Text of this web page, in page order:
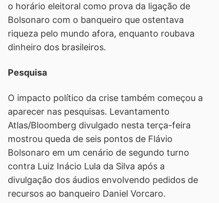
o horário eleitoral como prova da ligação de
Bolsonaro com o banqueiro que ostentava
riqueza pelo mundo afora, enquanto roubava
dinheiro dos brasileiros.
Pesquisa
O impacto político da crise também começou a
aparecer nas pesquisas. Levantamento
Atlas/Bloomberg divulgado nesta terça-feira
mostrou queda de seis pontos de Flávio
Bolsonaro em um cenário de segundo turno
contra Luiz Inácio Lula da Silva após a
divulgação dos áudios envolvendo pedidos de
recursos ao banqueiro Daniel Vorcaro.